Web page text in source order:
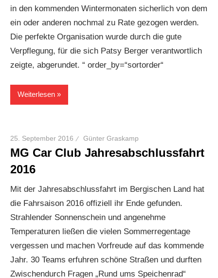
in den kommenden Wintermonaten sicherlich von dem
ein oder anderen nochmal zu Rate gezogen werden.
Die perfekte Organisation wurde durch die gute
Verpflegung, für die sich Patsy Berger verantwortlich
zeigte, abgerundet. “ order_by=“sortorder“
Weiterlesen
25. September 2016 Günter Graskamp
MG Car Club Jahresabschlussfahrt
2016
Mit der Jahresabschlussfahrt im Bergischen Land hat
die Fahrsaison 2016 offiziell ihr Ende gefunden.
Strahlender Sonnenschein und angenehme
Temperaturen ließen die vielen Sommerregentage
vergessen und machen Vorfreude auf das kommende
Jahr. 30 Teams erfuhren schöne Straßen und durften
Zwischendurch Fragen „Rund ums Speichenrad“